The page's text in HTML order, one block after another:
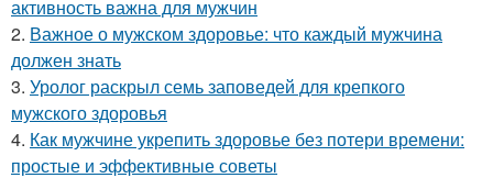
активность важна для мужчин
2. Важное о мужском здоровье: что каждый мужчина
должен знать
3. Уролог раскрыл семь заповедей для крепкого
мужского здоровья
4. Как мужчине укрепить здоровье без потери времени:
простые и эффективные советы